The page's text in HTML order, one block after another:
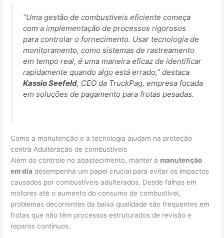
“Uma gestão de combustíveis eficiente começa
com a implementação de processos rigorosos
para controlar o fornecimento. Usar tecnologia de
monitoramento, como sistemas de rastreamento
em tempo real, é uma maneira eficaz de identificar
rapidamente quando algo está errado,” destaca
Kassio Seefeld, CEO da TruckPag, empresa focada
em soluções de pagamento para frotas pesadas.
Como a manutenção e a tecnologia ajudam na proteção
contra Adulteração de combustíveis
Além do controle no abastecimento, manter a manutenção
em dia desempenha um papel crucial para evitar os impactos
causados por combustíveis adulterados. Desde falhas em
motores até o aumento do consumo de combustível,
problemas decorrentes da baixa qualidade são frequentes em
frotas que não têm processos estruturados de revisão e
reparos contínuos.